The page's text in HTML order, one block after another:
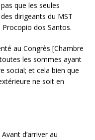
que les seules
dirigeants du MST
Procopio dos Santos.
au Congrès [Chambre
les sommes ayant
social; et cela bien que
ne soit en
d’arriver au